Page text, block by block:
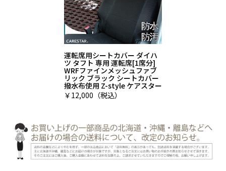
運転席用シートカバー ダイハ
ツ タフト 専用 運転席[1席分]
WRFファインメッシュファブ
リック ブラック シートカバー
撥水布使用 Z-style ケアスター
￥12,000（税込）